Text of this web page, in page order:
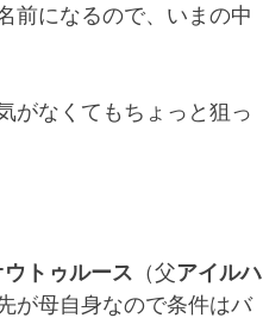
前になるので、いまの中
がなくてもちょっと狙っ
トゥルース （父アイルハ
が母自身なので条件はバ